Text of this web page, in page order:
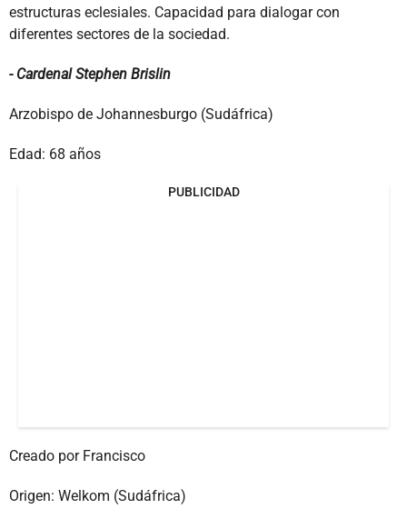
estructuras eclesiales. Capacidad para dialogar con
diferentes sectores de la sociedad.
- Cardenal Stephen Brislin
Arzobispo de Johannesburgo (Sudáfrica)
Edad: 68 años
PUBLICIDAD
Creado por Francisco
Origen: Welkom (Sudáfrica)